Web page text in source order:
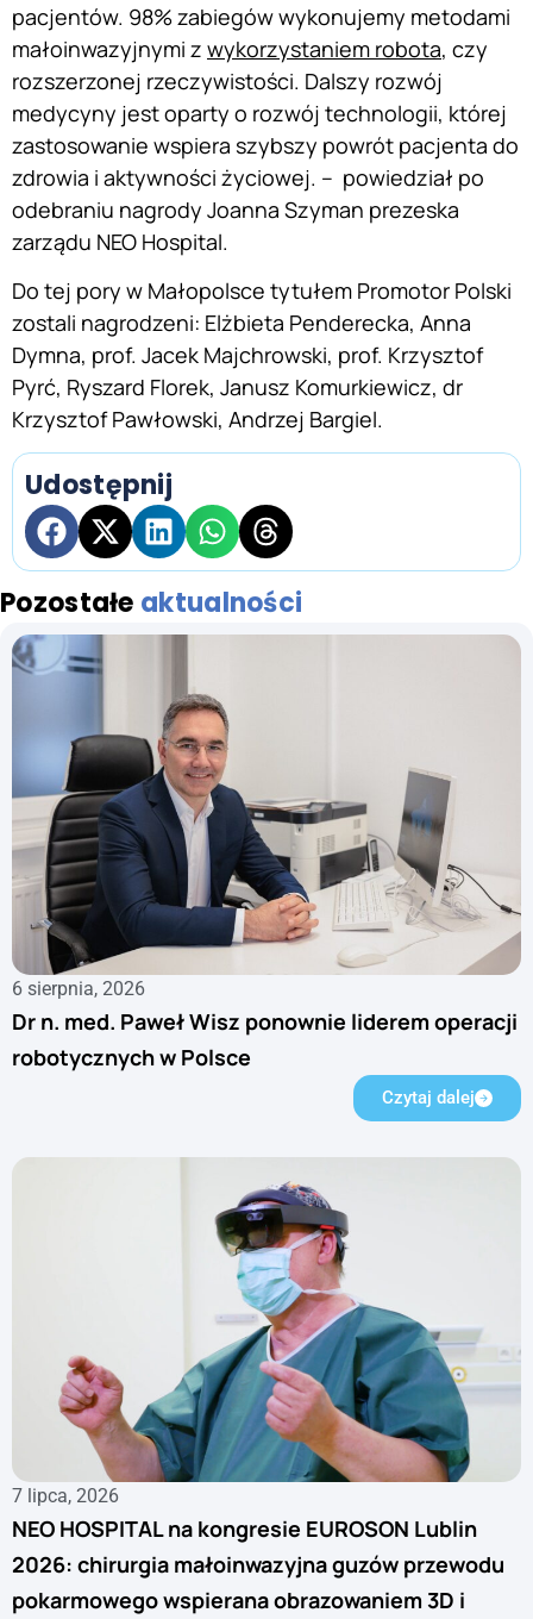
pacjentów. 98% zabiegów wykonujemy metodami
małoinwazyjnymi z wykorzystaniem robota, czy
rozszerzonej rzeczywistości. Dalszy rozwój
medycyny jest oparty o rozwój technologii, której
zastosowanie wspiera szybszy powrót pacjenta do
zdrowia i aktywności życiowej. – powiedział po
odebraniu nagrody Joanna Szyman prezeska
zarządu NEO Hospital.
Do tej pory w Małopolsce tytułem Promotor Polski
zostali nagrodzeni: Elżbieta Penderecka, Anna
Dymna, prof. Jacek Majchrowski, prof. Krzysztof
Pyrć, Ryszard Florek, Janusz Komurkiewicz, dr
Krzysztof Pawłowski, Andrzej Bargiel.
Udostępnij
Pozostałe aktualności
6 sierpnia, 2026
Dr n. med. Paweł Wisz ponownie liderem operacji
robotycznych w Polsce
Czytaj dalej
7 lipca, 2026
NEO HOSPITAL na kongresie EUROSON Lublin
2026: chirurgia małoinwazyjna guzów przewodu
pokarmowego wspierana obrazowaniem 3D i